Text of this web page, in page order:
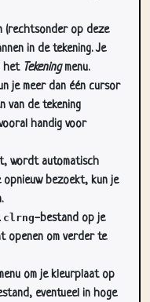
(rechtsonder op deze
in de tekening. Je
het Tekeningmenu.
je meer dan één cursor
van de tekening
handig voor
wordt automatisch
opnieuw bezoekt, kun je
-bestand op je
openen om verder te
om je kleurplaat op
eventueel in hoge